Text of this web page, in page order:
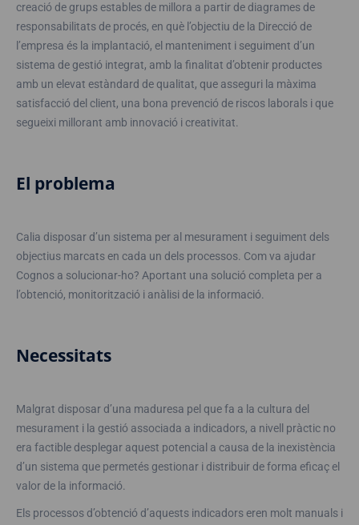
creació de grups estables de millora a partir de diagrames de
responsabilitats de procés, en què l’objectiu de la Direcció de
l’empresa és la implantació, el manteniment i seguiment d’un
sistema de gestió integrat, amb la finalitat d’obtenir productes
amb un elevat estàndard de qualitat, que asseguri la màxima
satisfacció del client, una bona prevenció de riscos laborals i que
segueixi millorant amb innovació i creativitat.
El problema
Calia disposar d’un sistema per al mesurament i seguiment dels
objectius marcats en cada un dels processos. Com va ajudar
Cognos a solucionar-ho? Aportant una solució completa per a
l’obtenció, monitorització i anàlisi de la informació.
Necessitats
Malgrat disposar d’una maduresa pel que fa a la cultura del
mesurament i la gestió associada a indicadors, a nivell pràctic no
era factible desplegar aquest potencial a causa de la inexistència
d’un sistema que permetés gestionar i distribuir de forma eficaç el
valor de la informació.
Els processos d’obtenció d’aquests indicadors eren molt manuals i